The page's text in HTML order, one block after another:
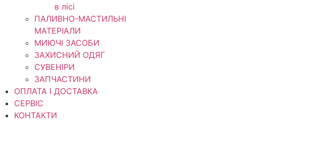
в лісі
ПАЛИВНО-МАСТИЛЬНІ
МАТЕРІАЛИ
МИЮЧІ ЗАСОБИ
ЗАХИСНИЙ ОДЯГ
СУВЕНІРИ
ЗАПЧАСТИНИ
ОПЛАТА І ДОСТАВКА
СЕРВІС
КОНТАКТИ